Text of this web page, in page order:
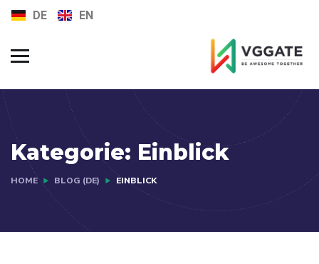
DE EN
Kategorie: Einblick
HOME BLOG (DE) EINBLICK